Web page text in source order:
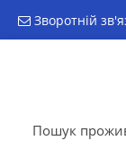
Зворотній
Пошук